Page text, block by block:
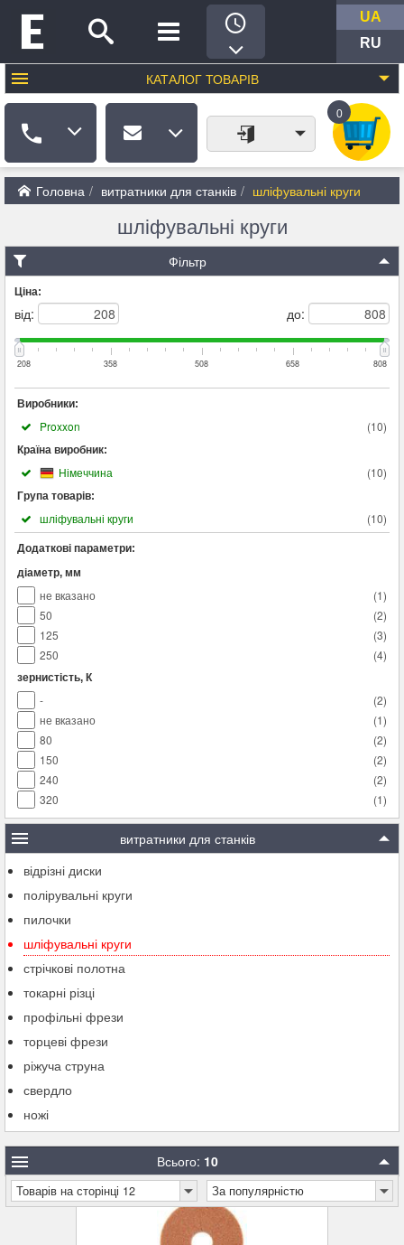
UA
RU
КАТАЛОГ ТОВАРІВ
0
Головна витратники для станків шліфувальні круги
шліфувальні круги
Фільтр
Ціна:
від: до:
208 358 508 658 808
Виробники:
(10)
Proxxon
Країна виробник:
(10)
Німеччина
Група товарів:
(10)
шліфувальні круги
Додаткові параметри:
діаметр, мм
(1)
не вказано
(2)
50
(3)
125
(4)
250
зернистість, К
(2)
-
(1)
не вказано
(2)
80
(2)
150
(2)
240
(1)
320
витратники для станків
відрізні диски
полірувальні круги
пилочки
шліфувальні круги
стрічкові полотна
токарні різці
профільні фрези
торцеві фрези
ріжуча струна
свердло
ножі
Всього: 10
Товарів на сторінці 12 За популярністю